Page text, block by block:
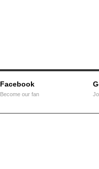
Facebook
Become our fan